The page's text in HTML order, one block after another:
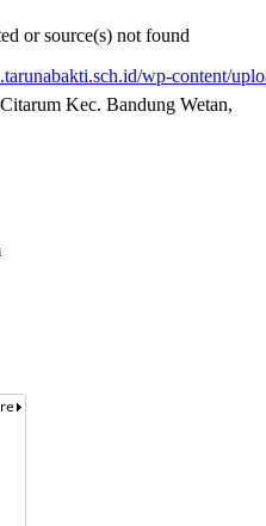
or source(s) not found
wp-content/
Kec. Bandung Wetan,